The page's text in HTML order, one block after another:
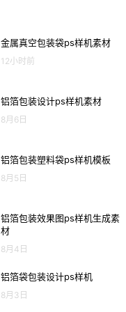
金属真空包装袋ps样机素材
12小时前
铝箔包装设计ps样机素材
8月6日
铝箔包装塑料袋ps样机模板
8月5日
铝箔包装效果图ps样机生成素
材
8月4日
铝箔袋包装设计ps样机
8月3日